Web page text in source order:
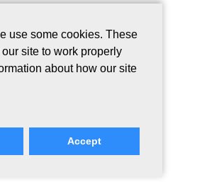
use some cookies. These
site to work properly
about how our site
Accept